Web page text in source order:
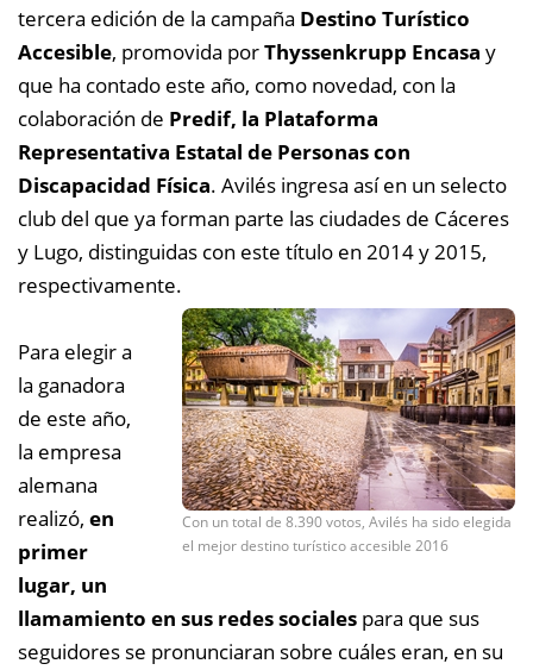
tercera edición de la campaña Destino Turístico
Accesible, promovida porThyssenkrupp Encasa y
que ha contado este año, como novedad, con la
colaboración de Predif, la Plataforma
Representativa Estatal de Personas con
Discapacidad Física. Avilés ingresa así en un selecto
club del que ya forman parte las ciudades de Cáceres
y Lugo, distinguidas con este título en 2014 y 2015,
respectivamente.
Con un total de 8.390 votos, Avilés ha sido elegida
el mejor destino turístico accesible 2016
Para elegir a
la ganadora
de este año,
la empresa
alemana
realizó, en
primer
lugar, un
llamamiento en sus redes sociales para que sus
seguidores se pronunciaran sobre cuáles eran, en su